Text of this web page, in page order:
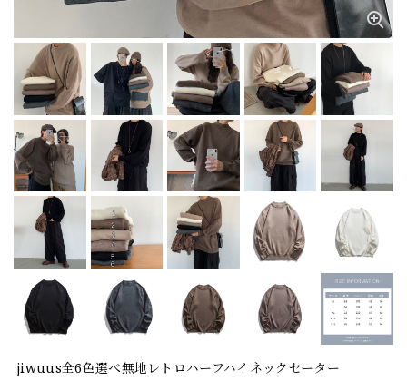
jiwuus全6色選べ無地レトロハーフハイネックセーター